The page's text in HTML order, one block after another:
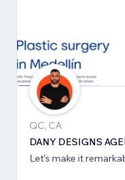
QC, CA
DANY DESIGNS
Let's make it